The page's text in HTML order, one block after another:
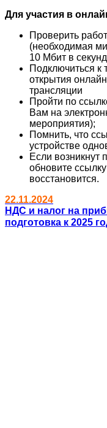
Для участия в
Проверить
(необходимая
10 Мбит в
Подключиться к
открытия
трансляции
Пройти по
Вам на
мероприятия);
Помнить, что
устройстве
Если возникнут
обновите
восстановится.
22.11.2024
НДС и налог на
подготовка к 2025